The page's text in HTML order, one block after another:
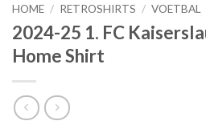
HOME / RETROSHIRTS / VOETBAL
2024-25 1. FC
Home Shirt